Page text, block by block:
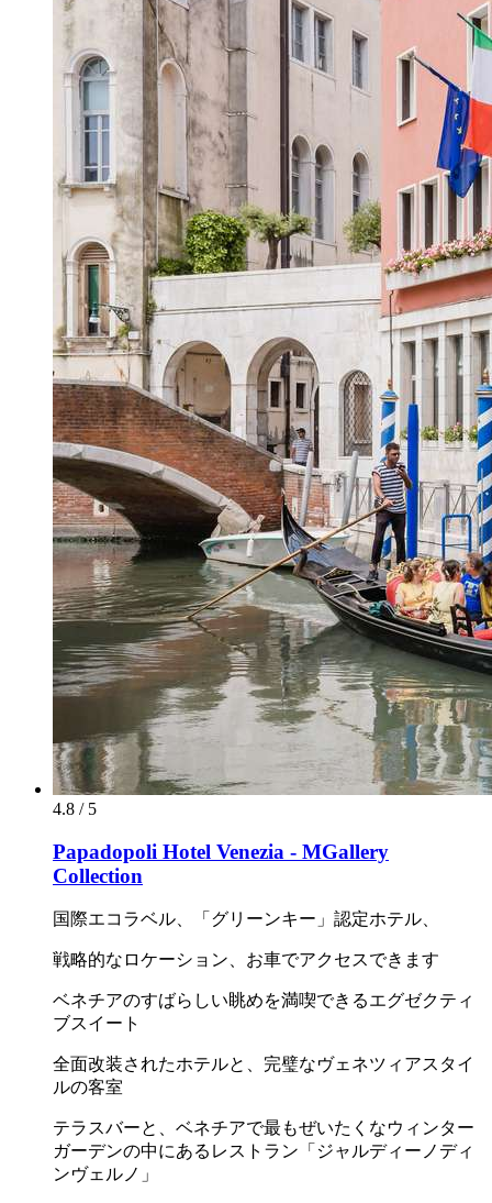
4.8 / 5
Papadopoli Hotel Venezia - MGallery
Collection
国際エコラベル、「グリーンキー」認定ホテル、
戦略的なロケーション、お車でアクセスできます
ベネチアのすばらしい眺めを満喫できるエグゼクティ
ブスイート
全面改装されたホテルと、完璧なヴェネツィアスタイ
ルの客室
テラスバーと、ベネチアで最もぜいたくなウィンター
ガーデンの中にあるレストラン「ジャルディーノディ
ンヴェルノ」